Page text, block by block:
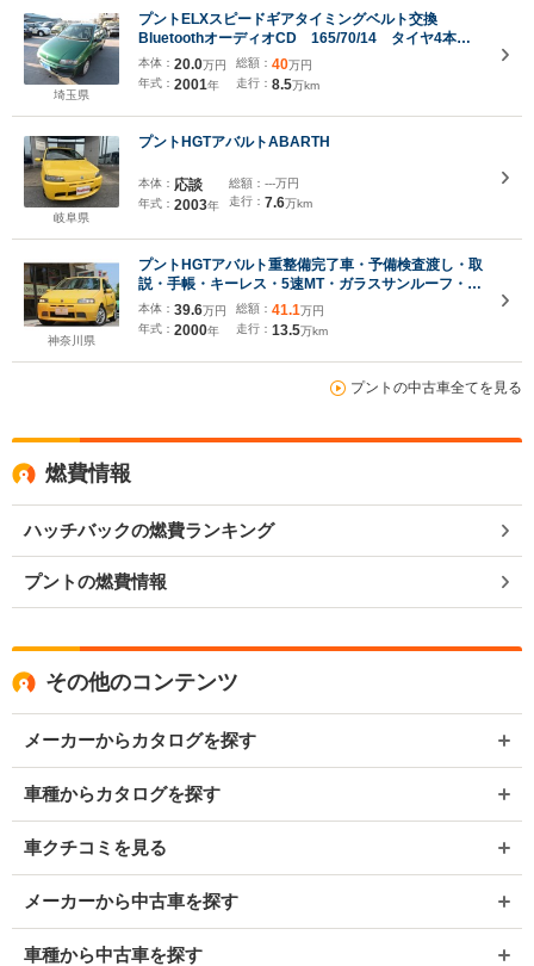
埼玉県
プントELXスピードギアタイミングベルト交換
BluetoothオーディオCD 165/70/14 タイヤ4本交
換 ETC
本体： 20.0万円
年式： 2001年
総額： 40万円
走行： 8.5万km
岐阜県
プントHGTアバルトABARTH
本体： 応談
年式： 2003年
総額： ---万円
走行： 7.6万km
神奈川県
プントHGTアバルト重整備完了車・予備検査渡し・取
説・手帳・キーレス・5速MT・ガラスサンルーフ・油
圧・水温・電圧計・ドラレコ・ETC・キーレス・シテ
ィーモード・内外装痛ダメージ有・機関完動・
本体： 39.6万円
年式： 2000年
総額： 41.1万円
走行： 13.5万km
プントの中古車全てを見る
燃費情報
ハッチバックの燃費ランキング
プントの燃費情報
その他のコンテンツ
メーカーからカタログを探す
車種からカタログを探す
車クチコミを見る
メーカーから中古車を探す
車種から中古車を探す